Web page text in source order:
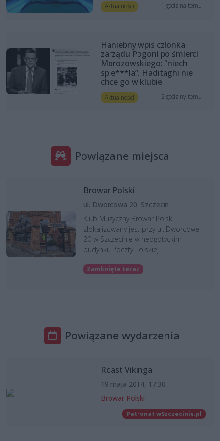
Aktualności 1 godzina temu
Haniebny wpis członka
zarządu Pogoni po śmierci
Morozowskiego: “niech
spie***la”. Haditaghi nie
chce go w klubie
Aktualności 2 godziny temu
Powiązane miejsca
Browar Polski
ul. Dworcowa 20, Szczecin
Klub Muzyczny Browar Polski
zlokalizowany jest przy ul. Dworcowej
20 w Szczecinie w neogotyckim
budynku Poczty Polskiej.
Zamknięte teraz
Powiązane wydarzenia
Roast Vikinga
19 maja 2014, 17:30
Browar Polski
Patronat wSzczecinie.pl